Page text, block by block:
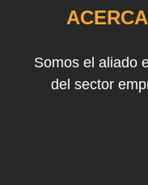
Somos el aliado
del sector